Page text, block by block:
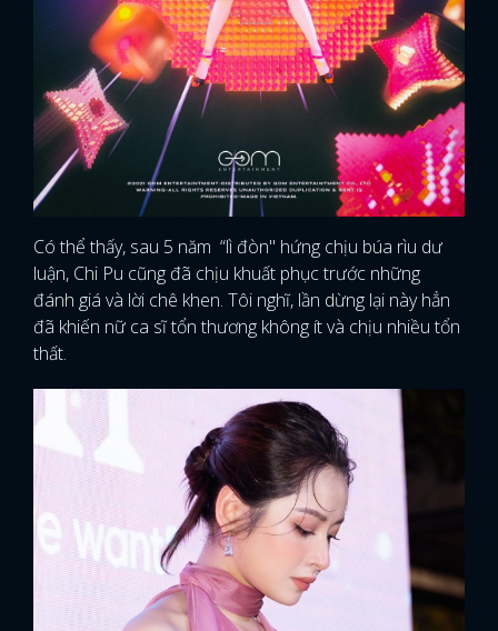
FACEBOOK GOOGLE
Có thể thấy, sau 5 năm “lì đòn" hứng chịu búa rìu dư
luận, Chi Pu cũng đã chịu khuất phục trước những
đánh giá và lời chê khen. Tôi nghĩ, lần dừng lại này hẳn
đã khiến nữ ca sĩ tổn thương không ít và chịu nhiều tổn
thất.